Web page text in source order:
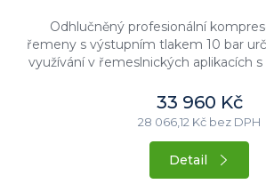
Odhlučněný profesionální
řemeny s výstupním tlakem 10 bar
využívání v řemeslnických aplikacích
33 960 Kč
28 066,12 Kč bez DPH
Detail